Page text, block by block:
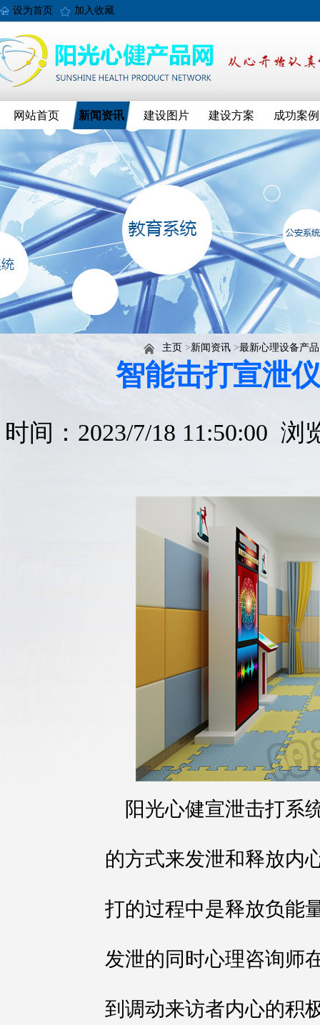
设为首页 加入收藏
网站首页 新闻资讯 建设图片 建设方案 成功案例
主页 >新闻资讯 >最新心理设备产品
智能击打宣泄
时间：2023/7/18 11:50:00
阳光心健宣泄击打系
的方式来发泄和释放内
打的过程中是释放负能
发泄的同时心理咨询师
到调动来访者内心的积